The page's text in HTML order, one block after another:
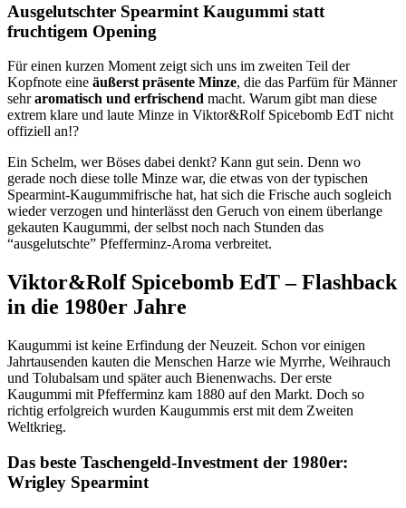
Ausgelutschter Spearmint Kaugummi statt
fruchtigem Opening
Für einen kurzen Moment zeigt sich uns im zweiten Teil der
Kopfnote eine äußerst präsente Minze, die das Parfüm für Männer
sehraromatisch und erfrischend macht. Warum gibt man diese
extrem klare und laute Minze in Viktor&Rolf Spicebomb EdT nicht
offiziell an!?
Ein Schelm, wer Böses dabei denkt? Kann gut sein. Denn wo
gerade noch diese tolle Minze war, die etwas von der typischen
Spearmint-Kaugummifrische hat, hat sich die Frische auch sogleich
wieder verzogen und hinterlässt den Geruch von einem überlange
gekauten Kaugummi, der selbst noch nach Stunden das
“ausgelutschte” Pfefferminz-Aroma verbreitet.
Viktor&Rolf Spicebomb EdT – Flashback
in die 1980er Jahre
Kaugummi ist keine Erfindung der Neuzeit. Schon vor einigen
Jahrtausenden kauten die Menschen Harze wie Myrrhe, Weihrauch
und Tolubalsam und später auch Bienenwachs. Der erste
Kaugummi mit Pfefferminz kam 1880 auf den Markt. Doch so
richtig erfolgreich wurden Kaugummis erst mit dem Zweiten
Weltkrieg.
Das beste Taschengeld-Investment der 1980er:
Wrigley Spearmint